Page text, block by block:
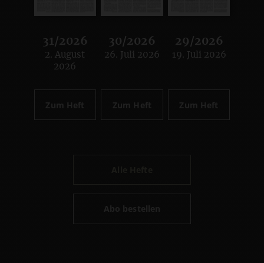
31/2026
:
2. August
2026
Zum Heft
30/2026
:
26. Juli 2026
Zum Heft
29/2026
:
19. Juli 2026
Zum Heft
Abo bestellen